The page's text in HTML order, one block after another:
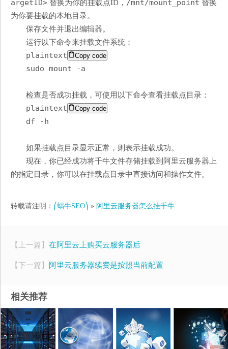
argetID> 替换为你的挂载点ID， /mnt/mount_point 替换
为你要挂载的本地目录。
保存文件并退出编辑器。
运行以下命令来挂载文件系统：
plaintext Copy code
sudo mount -a
检查是否成功挂载，可使用以下命令查看挂载点目录：
plaintext Copy code
df -h
如果挂载点目录显示正常，则表示挂载成功。
现在，你已经成功将千牛文件存储挂载到阿里云服务器上
的指定目录，你可以在挂载点目录中直接访问和操作文件。
转载请注明： ⎛蜗牛SEO⎞ » 阿里云服务器怎么挂千牛
【上一篇】 在阿里云上购买云服务器后
【下一篇】 阿里云服务器续费是按照当前配置
相关推荐